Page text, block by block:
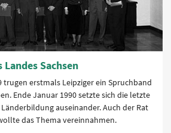
Landes Sachsen
trugen erstmals Leipziger ein Spruchband
Ende Januar 1990 setzte sich die letzte
auseinander. Auch der Rat
das Thema vereinnahmen.